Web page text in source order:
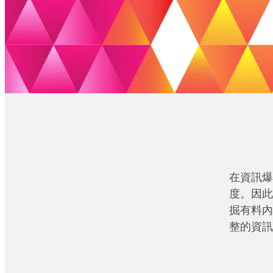
在資訊
度。因
掘有料
整的資